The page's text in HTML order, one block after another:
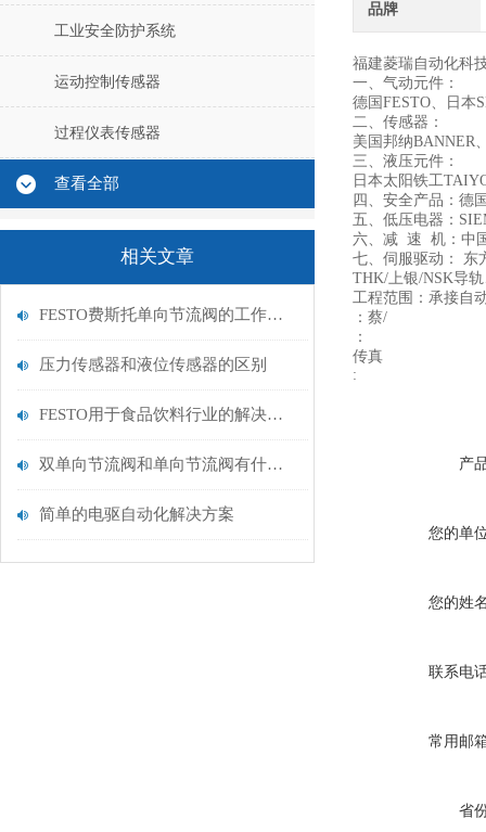
工业安全防护系统
运动控制传感器
过程仪表传感器
查看全部
相关文章
FESTO费斯托单向节流阀的工作原理和结构特征介绍
压力传感器和液位传感器的区别
FESTO用于食品饮料行业的解决方案
双单向节流阀和单向节流阀有什么区别？
简单的电驱自动化解决方案
品牌
福建菱瑞自动化科
一、气动元件：
德国FESTO、日本
二、传感器：
美国邦纳BANNER
三、液压元件：
日本太阳铁工
四、安全产品：德
五、低压电器：
六、减 速 机：中
七、伺服驱动： 东
THK/上银/NSK导
工程范围：承接自
：蔡/
：
传真
:
产
您的单
您的姓
联系电
常用邮
省